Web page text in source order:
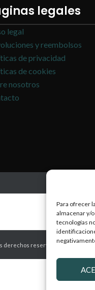
Para ofrecer
almacenar y/
tecnologías
legales
legal
y reembolsos
de privacidad
de cookies
nosotros
derechos reservados